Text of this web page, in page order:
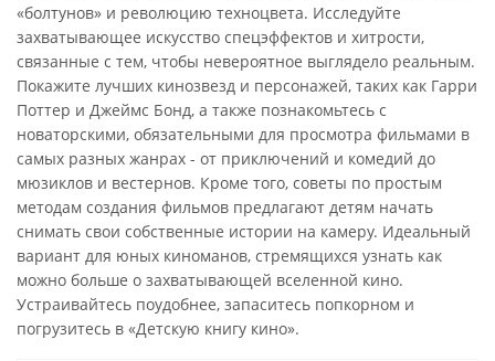
«болтунов» и революцию техноцвета. Исследуйте
захватывающее искусство спецэффектов и хитрости,
связанные с тем, чтобы невероятное выглядело реальным.
Покажите лучших кинозвезд и персонажей, таких как Гарри
Поттер и Джеймс Бонд, а также познакомьтесь с
новаторскими, обязательными для просмотра фильмами в
самых разных жанрах - от приключений и комедий до
мюзиклов и вестернов. Кроме того, советы по простым
методам создания фильмов предлагают детям начать
снимать свои собственные истории на камеру. Идеальный
вариант для юных киноманов, стремящихся узнать как
можно больше о захватывающей вселенной кино.
Устраивайтесь поудобнее, запаситесь попкорном и
погрузитесь в «Детскую книгу кино».